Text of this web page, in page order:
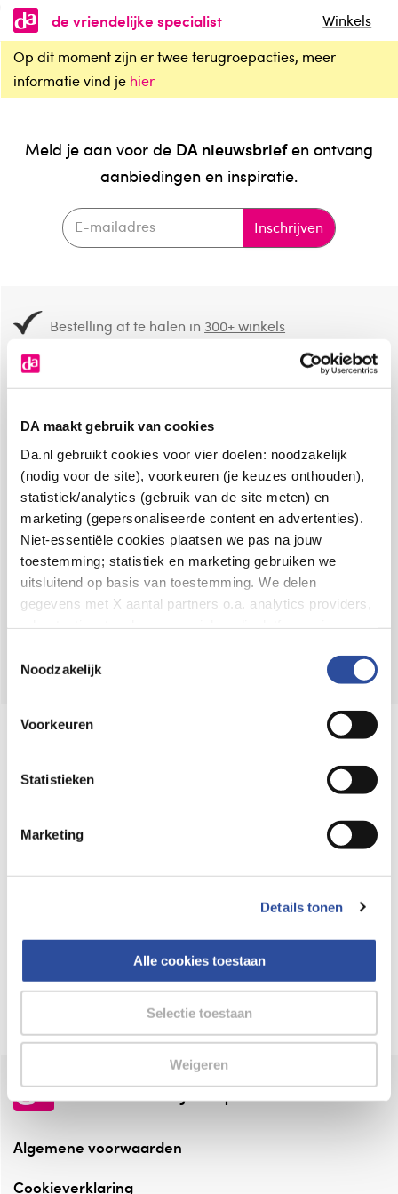
DA maakt gebruik van cookies
Da.nl gebruikt cookies voor vier doelen: noodzakelijk
(nodig voor de site), voorkeuren (je keuzes onthouden),
statistiek/analytics (gebruik van de site meten) en
marketing (gepersonaliseerde content en advertenties).
Niet-essentiële cookies plaatsen we pas na jouw
toestemming; statistiek en marketing gebruiken we
uitsluitend op basis van toestemming. We delen
gegevens met X aantal partners o.a. analytics providers,
en de bewaartermijnen per categorie. Je kunt je keuze op
gegevensverwerking staat in de
Privacyverklaring
Noodzakelijk
Voorkeuren
Statistieken
Marketing
Details tonen
Alle cookies toestaan
Selectie toestaan
Weigeren
de vriendelijke specialist
Winkels
Op dit moment zijn er twee terugroepacties, meer
informatie vind je hier
Meld je aan voor de DA nieuwsbriefen ontvang
aanbiedingen en inspiratie.
Inschrijven
Bestelling af te halen in300+ winkels
8.6 uit4.106 reviews
Over DA
Klantenservice
Assortiment
VolgDAop:
Online aanbieder medicijnen
webshop mag verkopen.
⁠Verantwoorde zorg, ⁠ook online.
Altijd onze folder bij de hand
Check onze folders ⁠bij AlleFolders.
de vriendelijke specialist
Algemene voorwaarden
Cookieverklaring